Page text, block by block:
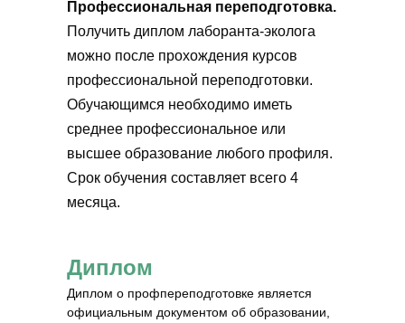
Профессиональная переподготовка.
Получить диплом лаборанта-эколога
можно после прохождения курсов
профессиональной переподготовки.
Обучающимся необходимо иметь
среднее профессиональное или
высшее образование любого профиля.
Срок обучения составляет всего 4
месяца.
Диплом
Диплом о профпереподготовке является
официальным документом об образовании,